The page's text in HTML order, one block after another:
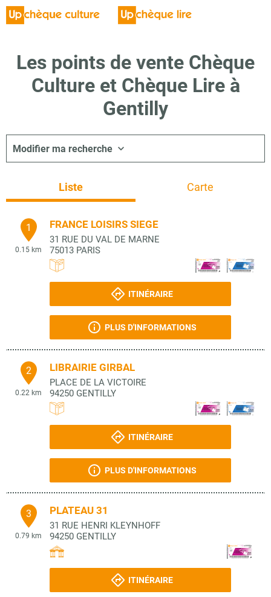
Les points de vente Chèque
Culture et Chèque Lire à
Gentilly
Modifier ma recherche
Liste Carte
1
0.15 km
FRANCE LOISIRS SIEGE
31 RUE DU VAL DE MARNE
75013 PARIS
ITINÉRAIRE
PLUS D'INFORMATIONS
2
0.22 km
LIBRAIRIE GIRBAL
PLACE DE LA VICTOIRE
94250 GENTILLY
ITINÉRAIRE
PLUS D'INFORMATIONS
3
0.79 km
PLATEAU 31
31 RUE HENRI KLEYNHOFF
94250 GENTILLY
ITINÉRAIRE